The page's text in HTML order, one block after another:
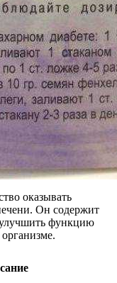
оказывать
Он содержит
функцию